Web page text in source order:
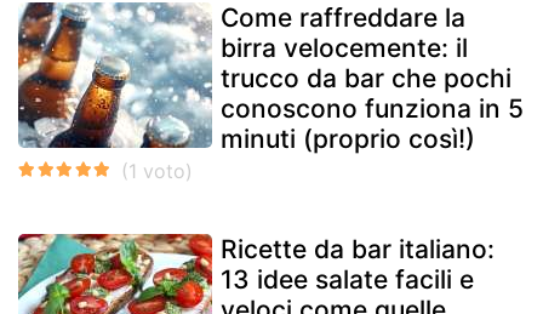
Come raffreddare la
birra velocemente: il
trucco da bar che pochi
conoscono funziona in 5
minuti (proprio così!)
Ricette da bar italiano:
13 idee salate facili e